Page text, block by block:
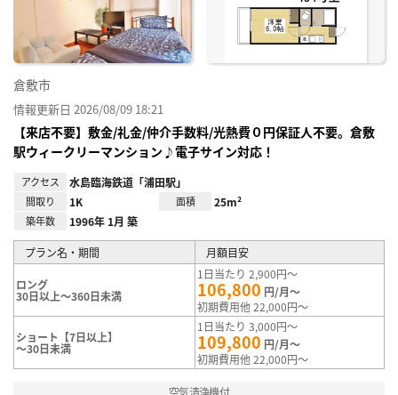
倉敷市
情報更新日 2026/08/09 18:21
【来店不要】敷金/礼金/仲介手数料/光熱費０円保証人不要。倉敷
駅ウィークリーマンション♪電子サイン対応！
アクセス 水島臨海鉄道「浦田駅」
間取り 1K 面積 25m²
築年数 1996年 1月 築
プラン名・期間 月額目安
ロング
30日以上～360日未満
1日当たり 2,900円～
106,800 円/月～
初期費用他 22,000円～
ショート【7日以上】
～30日未満
1日当たり 3,000円～
109,800 円/月～
初期費用他 22,000円～
空気清浄機付